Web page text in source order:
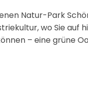
Natur-Park
wo Sie auf
– eine grüne